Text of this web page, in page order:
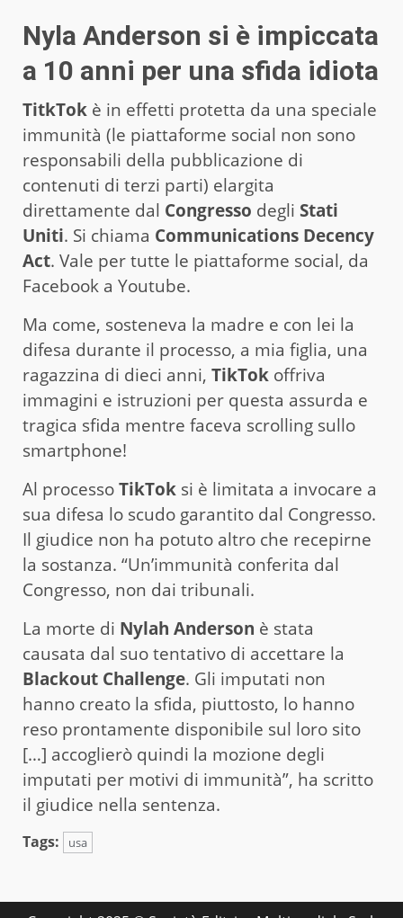
Nyla Anderson si è impiccata
a 10 anni per una sfida idiota
TitkTok è in effetti protetta da una speciale
immunità (le piattaforme social non sono
responsabili della pubblicazione di
contenuti di terzi parti) elargita
direttamente dal Congresso degli Stati
Uniti. Si chiama Communications Decency
Act. Vale per tutte le piattaforme social, da
Facebook a Youtube.
Ma come, sosteneva la madre e con lei la
difesa durante il processo, a mia figlia, una
ragazzina di dieci anni, TikTok offriva
immagini e istruzioni per questa assurda e
tragica sfida mentre faceva scrolling sullo
smartphone!
Al processoTikTok si è limitata a invocare a
sua difesa lo scudo garantito dal Congresso.
Il giudice non ha potuto altro che recepirne
la sostanza. “Un’immunità conferita dal
Congresso, non dai tribunali.
La morte di Nylah Anderson è stata
causata dal suo tentativo di accettare la
Blackout Challenge. Gli imputati non
hanno creato la sfida, piuttosto, lo hanno
reso prontamente disponibile sul loro sito
[…] accoglierò quindi la mozione degli
imputati per motivi di immunità”, ha scritto
il giudice nella sentenza.
Tags: usa